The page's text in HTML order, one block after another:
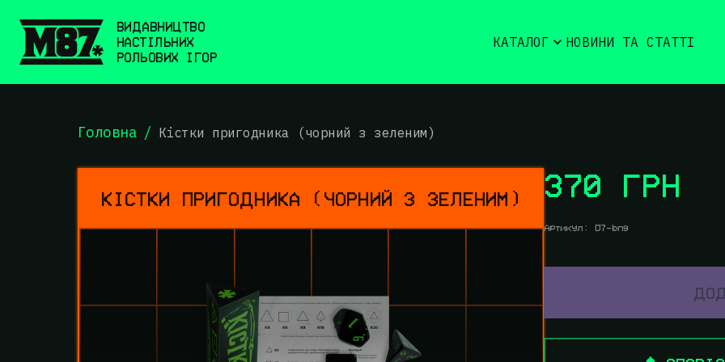
ВИДАВНИЦТВО
НАСТІЛЬНИХ
РОЛЬОВИХ ІГОР
КАТАЛОГ НОВИНИ ТА СТАТТІ
Головна / Кістки пригодника (чорний з зеленим)
КІСТКИ ПРИГОДНИКА (ЧОРНИЙ З ЗЕЛЕНИМ) 370 ГРН
Артикул: D7-bng